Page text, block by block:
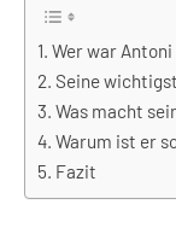
Wer war Antoni
Seine
Was macht
Warum ist er
Fazit